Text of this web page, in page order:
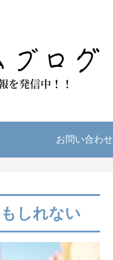
お問い合わせ
しれない